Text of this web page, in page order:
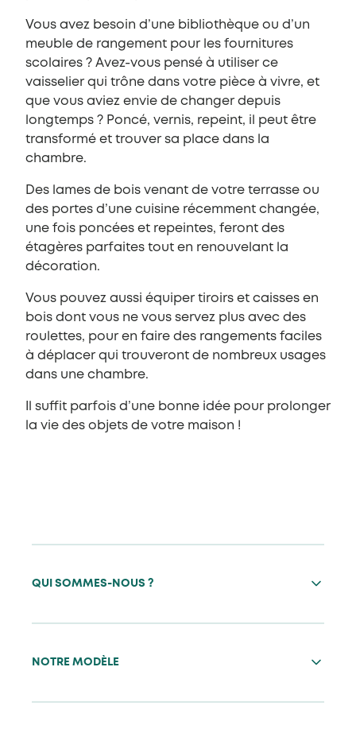
Vous avez besoin d’une bibliothèque ou d’un
meuble de rangement pour les fournitures
scolaires ? Avez-vous pensé à utiliser ce
vaisselier qui trône dans votre pièce à vivre, et
que vous aviez envie de changer depuis
longtemps ? Poncé, vernis, repeint, il peut être
transformé et trouver sa place dans la
chambre.
Des lames de bois venant de votre terrasse ou
des portes d’une cuisine récemment changée,
une fois poncées et repeintes, feront des
étagères parfaites tout en renouvelant la
décoration.
Vous pouvez aussi équiper tiroirs et caisses en
bois dont vous ne vous servez plus avec des
roulettes, pour en faire des rangements faciles
à déplacer qui trouveront de nombreux usages
dans une chambre.
Il suffit parfois d’une bonne idée pour prolonger
la vie des objets de votre maison !
QUI SOMMES-NOUS ?
NOTRE MODÈLE